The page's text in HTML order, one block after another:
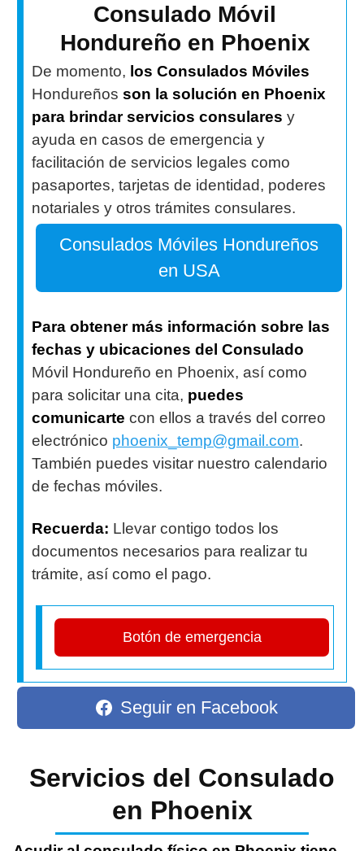
Consulado Móvil
Hondureño en Phoenix
De momento, los Consulados Móviles
Hondureños son la solución en Phoenix
para brindar servicios consulares y
ayuda en casos de emergencia y
facilitación de servicios legales como
pasaportes, tarjetas de identidad, poderes
notariales y otros trámites consulares.
Consulados Móviles Hondureños
en USA
Para obtener más información sobre las
fechas y ubicaciones del Consulado
Móvil Hondureño en Phoenix, así como
para solicitar una cita, puedes
comunicarte con ellos a través del correo
electrónico phoenix_temp@gmail.com.
También puedes visitar nuestro calendario
de fechas móviles.
Recuerda: Llevar contigo todos los
documentos necesarios para realizar tu
trámite, así como el pago.
Botón de emergencia
Seguir en Facebook
Servicios del Consulado
en Phoenix